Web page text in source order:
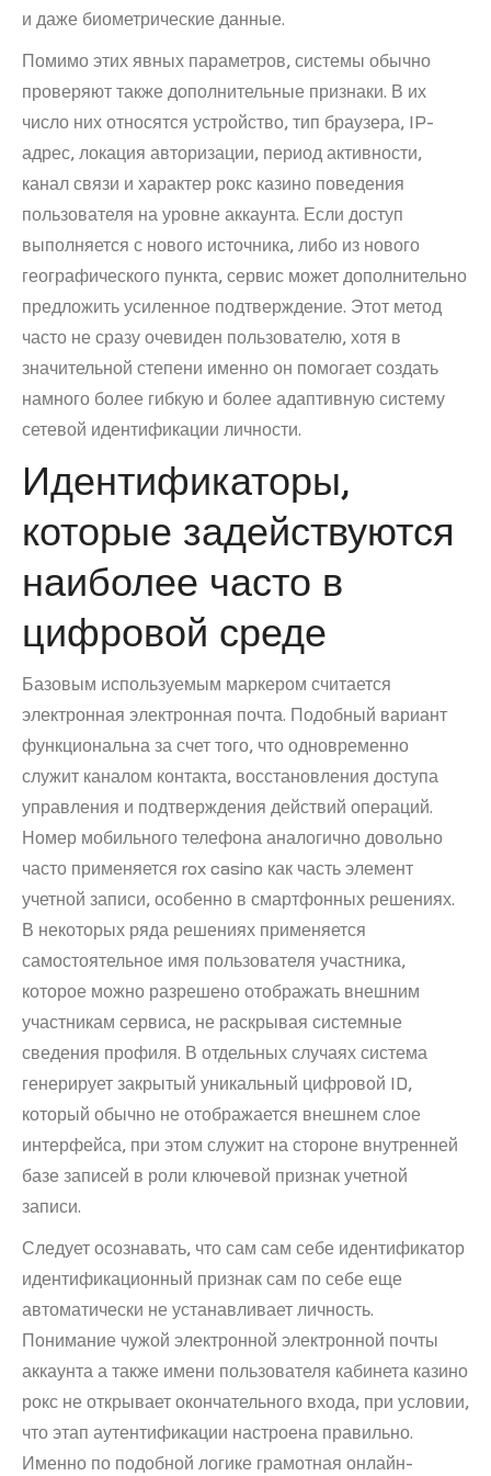
и даже биометрические данные.
Помимо этих явных параметров, системы обычно
проверяют также дополнительные признаки. В их
число них относятся устройство, тип браузера, IP-
адрес, локация авторизации, период активности,
канал связи и характер рокс казино поведения
пользователя на уровне аккаунта. Если доступ
выполняется с нового источника, либо из нового
географического пункта, сервис может дополнительно
предложить усиленное подтверждение. Этот метод
часто не сразу очевиден пользователю, хотя в
значительной степени именно он помогает создать
намного более гибкую и более адаптивную систему
сетевой идентификации личности.
Идентификаторы,
которые задействуются
наиболее часто в
цифровой среде
Базовым используемым маркером считается
электронная электронная почта. Подобный вариант
функциональна за счет того, что одновременно
служит каналом контакта, восстановления доступа
управления и подтверждения действий операций.
Номер мобильного телефона аналогично довольно
часто применяется rox casino как часть элемент
учетной записи, особенно в смартфонных решениях.
В некоторых ряда решениях применяется
самостоятельное имя пользователя участника,
которое можно разрешено отображать внешним
участникам сервиса, не раскрывая системные
сведения профиля. В отдельных случаях система
генерирует закрытый уникальный цифровой ID,
который обычно не отображается внешнем слое
интерфейса, при этом служит на стороне внутренней
базе записей в роли ключевой признак учетной
записи.
Следует осознавать, что сам сам себе идентификатор
идентификационный признак сам по себе еще
автоматически не устанавливает личность.
Понимание чужой электронной электронной почты
аккаунта а также имени пользователя кабинета казино
рокс не открывает окончательного входа, при условии,
что этап аутентификации настроена правильно.
Именно по подобной логике грамотная онлайн-